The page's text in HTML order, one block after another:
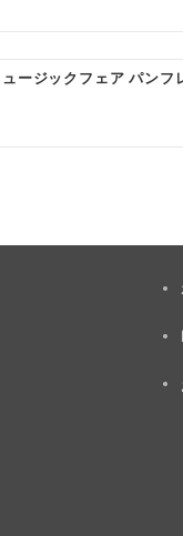
ージックフェア パンフ